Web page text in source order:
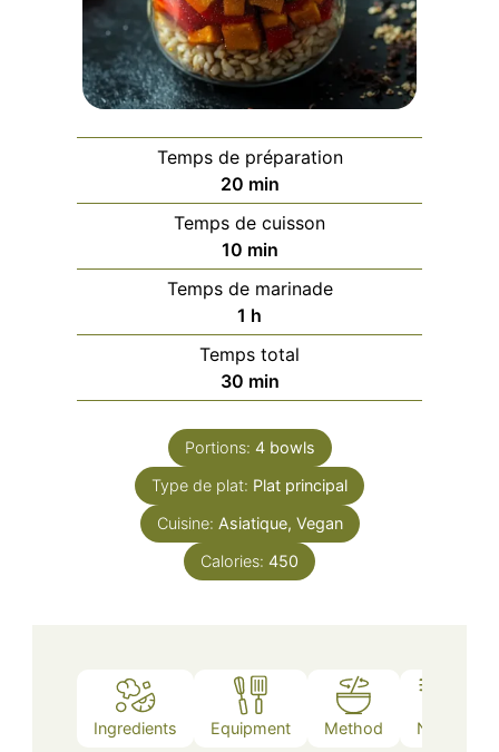
Temps de préparation
20minutes
min
Temps de cuisson
10minutes
min
Temps de marinade
1 heure
h
Temps total
30minutes
min
Portions: 4 bowls
Type de plat: Plat principal
Cuisine: Asiatique, Vegan
Calories: 450
Ingredients Equipment Method Notes